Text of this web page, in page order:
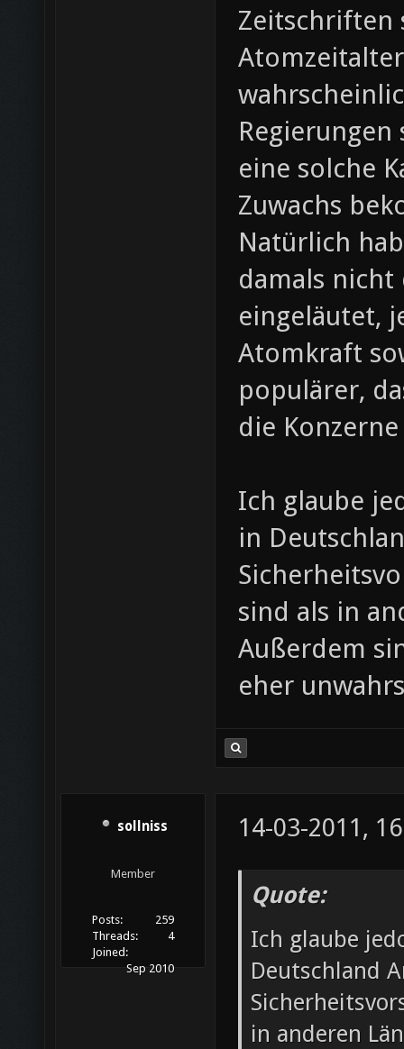
Zeitschriften
eine solche
Zuwachs
Natürlich
damals nicht
eingeläutet,
Atomkraft
populärer,
die
Ich glaube
in
sind als in
Außerdem
eher
sollniss
Member
Posts:
259
Threads:
4
Joined:
Sep 2010
14-03-2011,
Quote:
Ich glaube
Deutschland
in anderen